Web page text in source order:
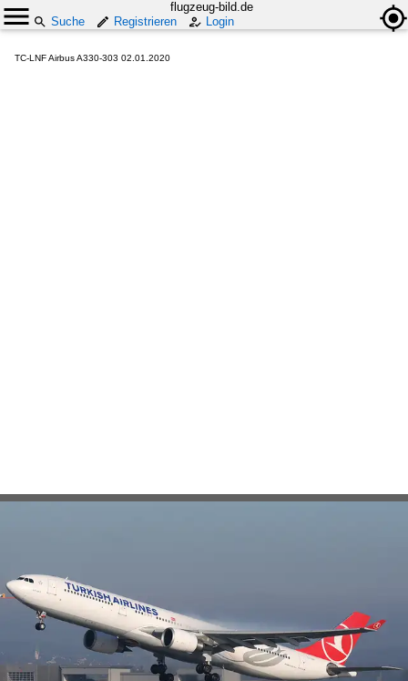
flugzeug-bild.de
Suche
Registrieren Login
TC-LNF Airbus A330-303 02.01.2020